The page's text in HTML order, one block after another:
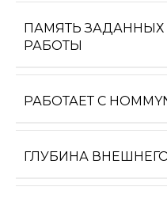
ПАМЯТЬ
РАБОТЫ
РАБОТАЕТ С
ГЛУБИНА